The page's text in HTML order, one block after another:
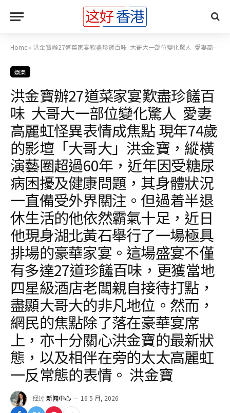
Home » 洪金寶辦27道菜家宴歎盡珍饈百味 大哥大一部位變化驚人 愛妻高麗虹怪異表情成焦點 現年74歲的影壇「大哥大」洪金寶，縱橫演藝圈超過60年，近年因受糖尿病困擾及健康問題，其身體狀況一直備受外界關注。但過着半退休生活的他依然霸氣十足，近日他現身湖北黃石舉行了一場極具排場的豪華家宴。這場盛宴不僅有多達27道珍饈百味，更獲當地四星級酒店老闆親自接待打點，盡顯大哥大的非凡地位。然而，網民的焦點除了落在豪華宴席上，亦十分關心洪金寶的最新狀態，以及相伴在旁的太太高麗虹一反常態的表情。 洪金寶
娛樂
洪金寶辦27道菜家宴歎盡珍饈百
味 大哥大一部位變化驚人 愛妻
高麗虹怪異表情成焦點 現年74歲
的影壇「大哥大」洪金寶，縱橫
演藝圈超過60年，近年因受糖尿
病困擾及健康問題，其身體狀況
一直備受外界關注。但過着半退
休生活的他依然霸氣十足，近日
他現身湖北黃石舉行了一場極具
排場的豪華家宴。這場盛宴不僅
有多達27道珍饈百味，更獲當地
四星級酒店老闆親自接待打點，
盡顯大哥大的非凡地位。然而，
網民的焦點除了落在豪華宴席
上，亦十分關心洪金寶的最新狀
態，以及相伴在旁的太太高麗虹
一反常態的表情。 洪金寶
经过 新闻中心 16 5 月, 2026